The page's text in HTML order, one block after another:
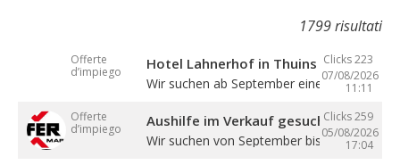
1799 risultati
Offerte
d’impiego
Clicks 223
07/08/2026
11:11
Hotel Lahnerhof in Thuins sucht eine
Wir suchen ab September eine ...
Offerte
d’impiego
Clicks 259
05/08/2026
17:04
Aushilfe im Verkauf gesucht
Wir suchen von September bis Dezember